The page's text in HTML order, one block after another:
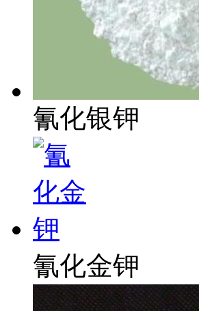
氰化银钾
氰化金钾